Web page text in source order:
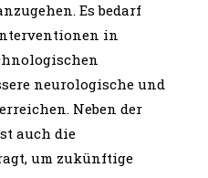
Es bedarf
in
neurologische und
Neben der
auch die
um zukünftige